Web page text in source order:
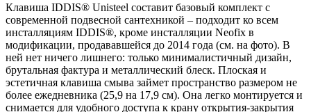
Клавиша IDDIS® Unisteel составит базовый комплект с
современной подвесной сантехникой – подходит ко всем
инсталляциям IDDIS®, кроме инсталляции Neofix в
модификации, продававшейся до 2014 года (см. на фото). В
ней нет ничего лишнего: только минималистичный дизайн,
брутальная фактура и металлический блеск. Плоская и
эстетичная клавиша смыва займет пространство размером не
более ежедневника (25,9 на 17,9 см). Она легко монтируется и
снимается для удобного доступа к крану открытия-закрытия